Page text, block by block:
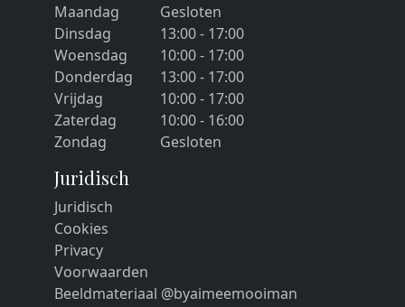
Maandag
Gesloten
Dinsdag
13:00 - 17:00
Woensdag
10:00 - 17:00
Donderdag
13:00 - 17:00
Vrijdag
10:00 - 17:00
Zaterdag
10:00 - 16:00
Zondag
Gesloten
Juridisch
Juridisch
Cookies
Privacy
Voorwaarden
Beeldmateriaal @byaimeemooiman